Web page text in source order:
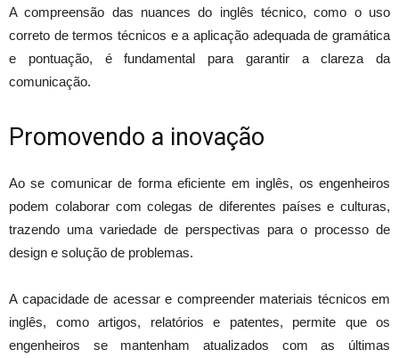
A compreensão das nuances do inglês técnico, como o uso
correto de termos técnicos e a aplicação adequada de gramática
e pontuação, é fundamental para garantir a clareza da
comunicação.
Promovendo a inovação
Ao se comunicar de forma eficiente em inglês, os engenheiros
podem colaborar com colegas de diferentes países e culturas,
trazendo uma variedade de perspectivas para o processo de
design e solução de problemas.
A capacidade de acessar e compreender materiais técnicos em
inglês, como artigos, relatórios e patentes, permite que os
engenheiros se mantenham atualizados com as últimas